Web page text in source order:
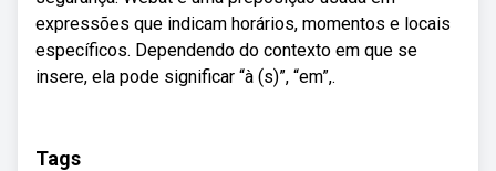
expressões que indicam horários, momentos e locais
específicos. Dependendo do contexto em que se
insere, ela pode significar “à (s)”, “em”,.
Tags